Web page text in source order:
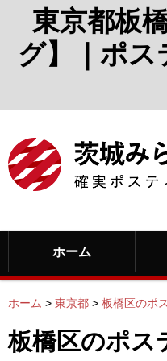
東京都板
グ】｜ポ
ホーム
ホーム > 東京都 > 板橋区のポ
板橋区のポス